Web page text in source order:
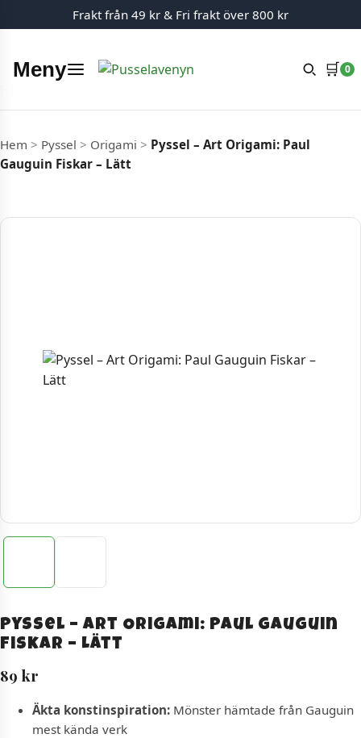
Frakt från 49 kr & Fri frakt över 800 kr
Meny 🛒 0
Hem > Pyssel > Origami > Pyssel – Art Origami: Paul
Gauguin Fiskar – Lätt
Pyssel – Art Origami: Paul Gauguin
Fiskar – Lätt
89 kr
Äkta konstinspiration: Mönster hämtade från Gauguin
mest kända verk